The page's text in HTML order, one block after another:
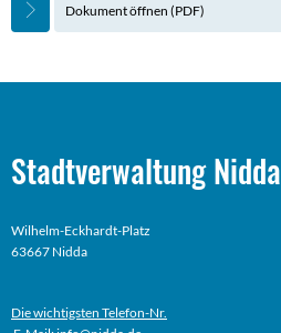
Dokument öffnen (PDF)
Stadtverwaltung Nidda
Wilhelm-Eckhardt-Platz
63667 Nidda
Die wichtigsten Telefon-Nr.